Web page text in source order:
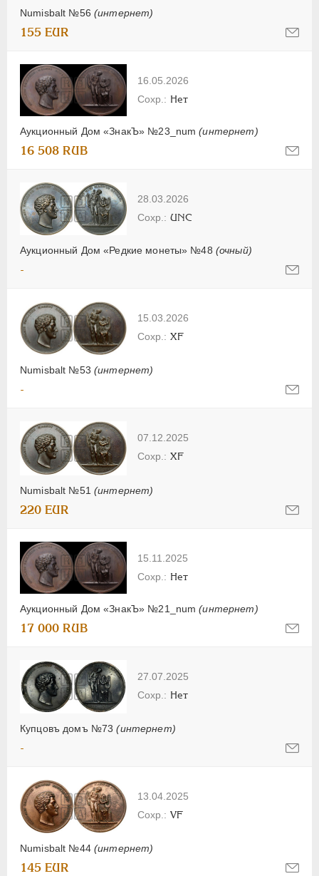
Numisbalt №56 (интернет)
155 EUR
16.05.2026
Аукционный Дом «ЗнакЪ» №23_num(интернет)
Нет
16 508 RUB
28.03.2026
Аукционный Дом «Редкие монеты» №48 (очный)
UNC
-
15.03.2026
Numisbalt №53 (интернет)
XF
-
07.12.2025
Numisbalt №51 (интернет)
XF
220 EUR
15.11.2025
Аукционный Дом «ЗнакЪ» №21_num(интернет)
Нет
17 000 RUB
27.07.2025
Купцовъ домъ №73(интернет)
Нет
-
13.04.2025
Numisbalt №44 (интернет)
VF
145 EUR